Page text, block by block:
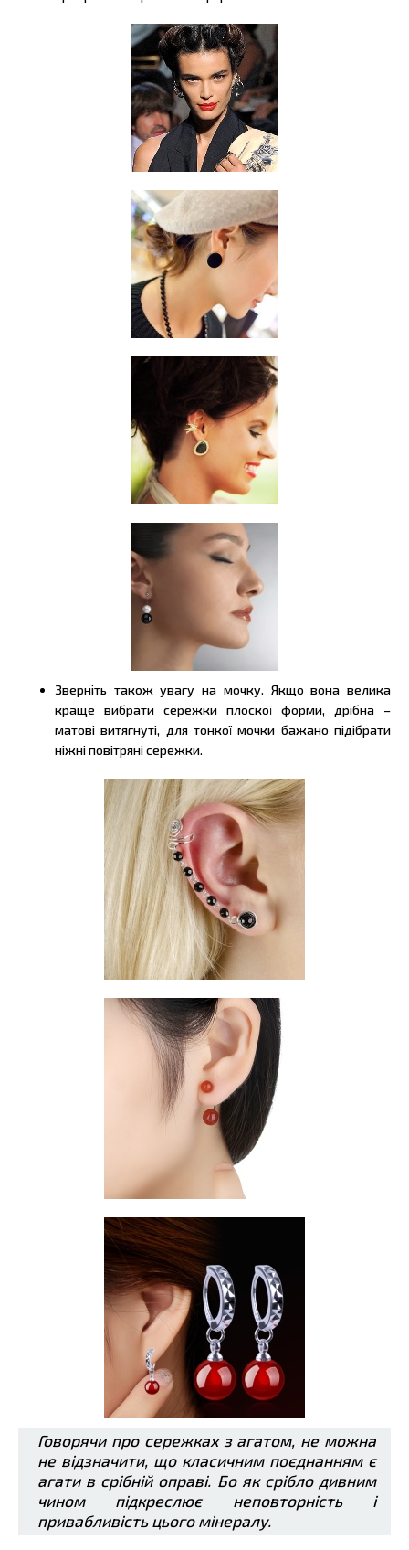
Зверніть також увагу на мочку. Якщо вона велика
краще вибрати сережки плоскої форми, дрібна –
матові витягнуті, для тонкої мочки бажано підібрати
ніжні повітряні сережки.
Говорячи про сережках з агатом, не можна
не відзначити, що класичним поєднанням є
агати в срібній оправі. Бо як срібло дивним
чином підкреслює неповторність і
привабливість цього мінералу.